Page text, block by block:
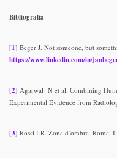
Bibliografia
[1] Beger J. Not someone, but
https://www.linkedin.com/in/
[2] Agarwal N et al. Combining
Experimental Evidence from
[3] Rossi LR. Zona d’ombra. Roma: